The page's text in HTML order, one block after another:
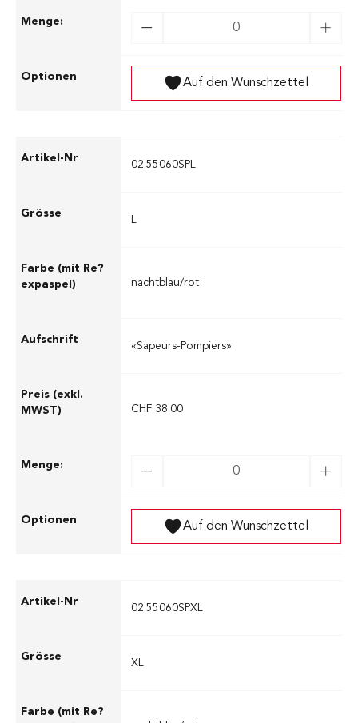
Auf den Wunschzettel
02.55060SPL
L
nachtblau/rot
«Sapeurs-Pompiers»
CHF 38.00
Auf den Wunschzettel
02.55060SPXL
XL